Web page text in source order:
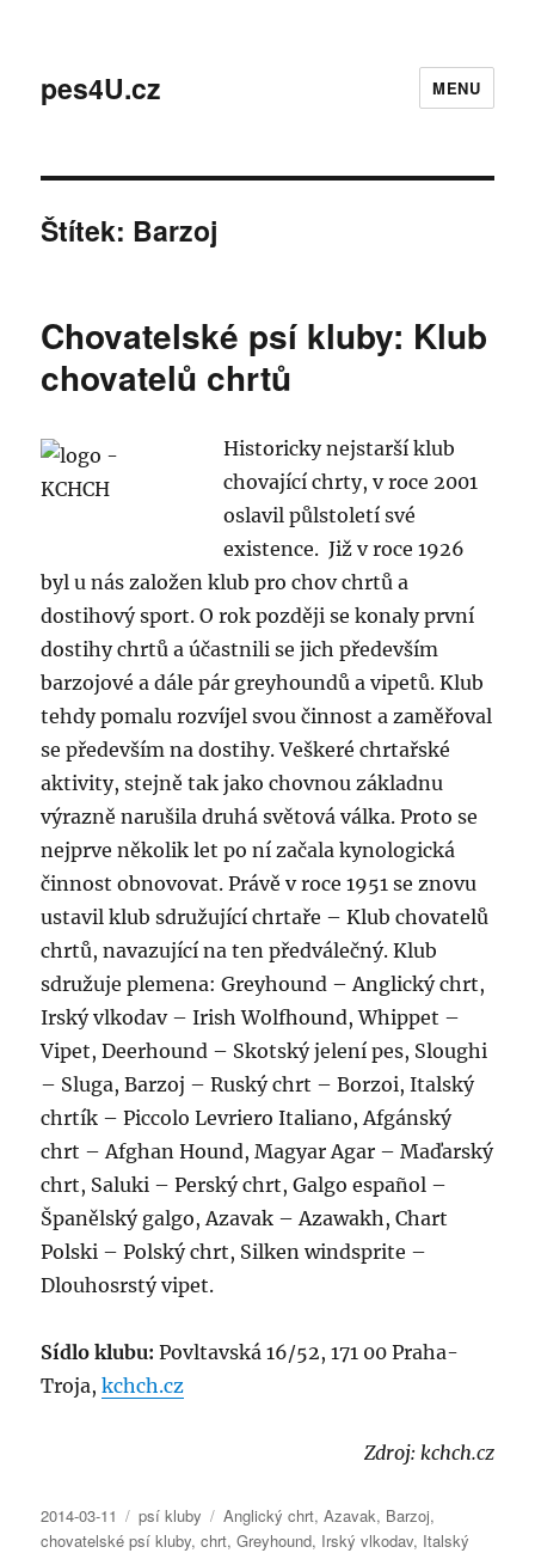
pes4U.cz MENU
Štítek: Barzoj
Chovatelské psí kluby: Klub
chovatelů chrtů
Historicky nejstarší klub
chovající chrty, v roce 2001
oslavil půlstoletí své
existence. Již v roce 1926
byl u nás založen klub pro chov chrtů a
dostihový sport. O rok později se konaly první
dostihy chrtů a účastnili se jich především
barzojové a dále pár greyhoundů a vipetů. Klub
tehdy pomalu rozvíjel svou činnost a zaměřoval
se především na dostihy. Veškeré chrtařské
aktivity, stejně tak jako chovnou základnu
výrazně narušila druhá světová válka. Proto se
nejprve několik let po ní začala kynologická
činnost obnovovat. Právě v roce 1951 se znovu
ustavil klub sdružující chrtaře – Klub chovatelů
chrtů, navazující na ten předválečný. Klub
sdružuje plemena: Greyhound – Anglický chrt,
Irský vlkodav – Irish Wolfhound, Whippet –
Vipet, Deerhound – Skotský jelení pes, Sloughi
– Sluga, Barzoj – Ruský chrt – Borzoi, Italský
chrtík – Piccolo Levriero Italiano, Afgánský
chrt – Afghan Hound, Magyar Agar – Maďarský
chrt, Saluki – Perský chrt, Galgo español –
Španělský galgo, Azavak – Azawakh, Chart
Polski – Polský chrt, Silken windsprite –
Dlouhosrstý vipet.
Sídlo klubu: Povltavská 16/52, 171 00 Praha-
Troja,kchch.cz
Zdroj: kchch.cz
Publikováno:
2014-03-11 Rubriky:
psí kluby Štítky:
Anglický chrt,Azavak, Barzoj,
chovatelské psí kluby,chrt,Greyhound, Irský vlkodav, Italský